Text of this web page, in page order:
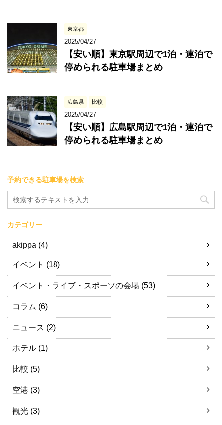
東京都
2025/04/27
【安い順】東京駅周辺で1泊・連泊で
停められる駐車場まとめ
広島県 比較
2025/04/27
【安い順】広島駅周辺で1泊・連泊で
停められる駐車場まとめ
予約できる駐車場を検索
カテゴリー
akippa (4)
イベント (18)
イベント・ライブ・スポーツの会場 (53)
コラム (6)
ニュース (2)
ホテル (1)
比較 (5)
空港 (3)
観光 (3)